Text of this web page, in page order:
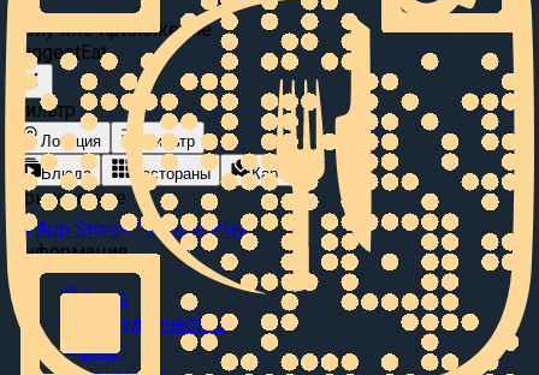
Получите приложение
SuggestEat
Фильтр
Локация
Фильтр
Блюда
Рестораны Карта
Приложение
App Store
Google Play
Информация
О нас
Сотрудничество
Блог